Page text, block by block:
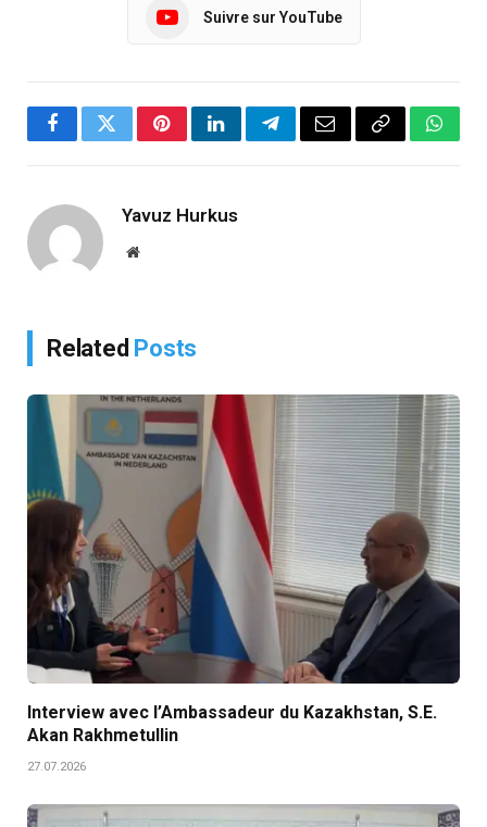
Suivre sur YouTube
FacebookTwitterPinterestLinkedInTelegramEmail Copy
Yavuz Hurkus
Website
Related Posts
Interview avec l’Ambassadeur du Kazakhstan, S.E.
Akan Rakhmetullin
27.07.2026